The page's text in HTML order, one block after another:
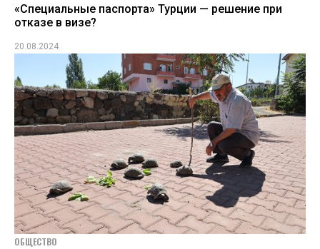
«Специальные паспорта» Турции — решение при
отказе в визе?
20.08.2024
ОБЩЕСТВО